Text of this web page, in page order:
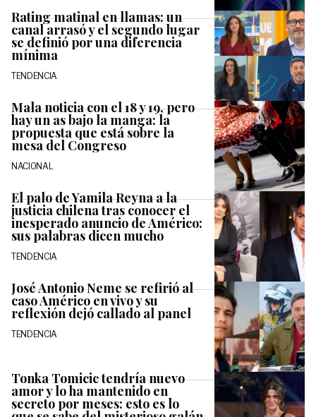
Rating matinal en llamas: un
canal arrasó y el segundo lugar
se definió por una diferencia
mínima
TENDENCIA
Mala noticia con el 18 y 19, pero
hay un as bajo la manga: la
propuesta que está sobre la
mesa del Congreso
NACIONAL
El palo de Yamila Reyna a la
justicia chilena tras conocer el
inesperado anuncio de Américo:
sus palabras dicen mucho
TENDENCIA
José Antonio Neme se refirió al
caso Américo en vivo y su
reflexión dejó callado al panel
TENDENCIA
Tonka Tomicic tendría nuevo
amor y lo ha mantenido en
secreto por meses: esto es lo